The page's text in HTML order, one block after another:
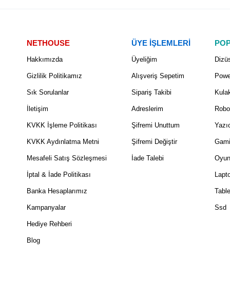
NETHOUSE
Hakkımızda
Gizlilik Politikamız
Sık Sorulanlar
İletişim
KVKK İşleme Politikası
KVKK Aydınlatma Metni
Mesafeli Satış Sözleşmesi
İptal & İade Politikası
Banka Hesaplarımız
Kampanyalar
Hediye Rehberi
Blog
ÜYE İŞLEMLERİ
Üyeliğim
Alışveriş Sepetim
Sipariş Takibi
Adreslerim
Şifremi Unuttum
Şifremi Değiştir
İade Talebi
Ssd